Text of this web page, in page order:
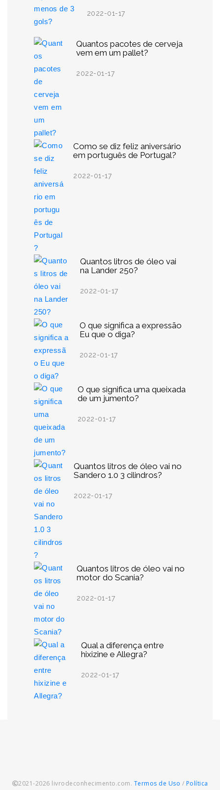
2022-01-17
Quantos pacotes de cerveja
vem em um pallet?
2022-01-17
Como se diz feliz aniversário
em português de Portugal?
2022-01-17
Quantos litros de óleo vai
na Lander 250?
2022-01-17
O que significa a expressão
Eu que o diga?
2022-01-17
O que significa uma queixada
de um jumento?
2022-01-17
Quantos litros de óleo vai no
Sandero 1.0 3 cilindros?
2022-01-17
Quantos litros de óleo vai no
motor do Scania?
2022-01-17
Qual a diferença entre
hixizine e Allegra?
2022-01-17
2021-2026 livrodeconhecimento.com. Termos de Uso / Política